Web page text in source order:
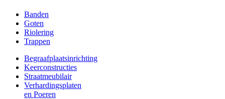
Banden
Goten
Riolering
Trappen
Begraafplaatsinrichting
Keerconstructies
Straatmeubilair
Verhardingsplaten
en Poeren